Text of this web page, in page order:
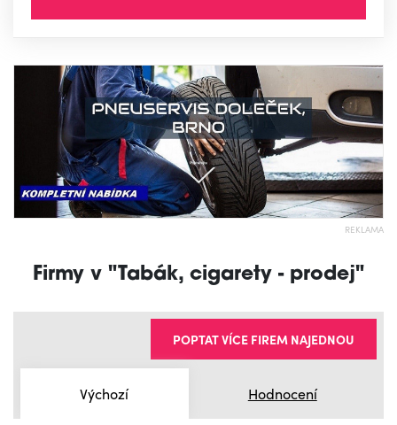
REKLAMA
Firmy v "Tabák, cigarety - prodej"
Výchozí Hodnocení
POPTAT VÍCE FIREM NAJEDNOU